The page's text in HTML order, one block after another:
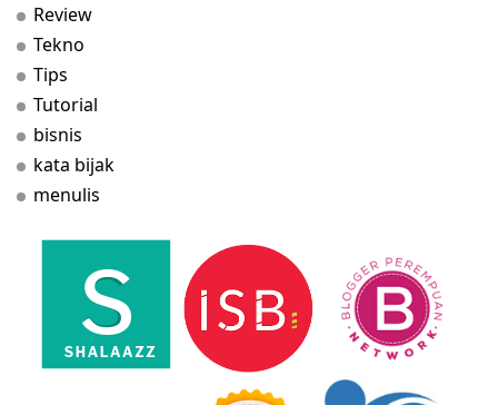
Review
Tekno
Tips
Tutorial
bisnis
kata bijak
menulis